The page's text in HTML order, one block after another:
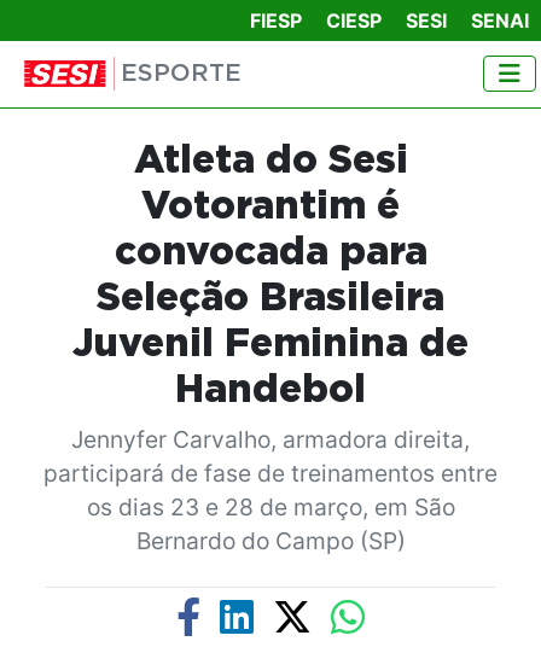
FIESP CIESP SESI SENAI
ESPORTE
Atleta do Sesi
Votorantim é
convocada para
Seleção Brasileira
Juvenil Feminina de
Handebol
Jennyfer Carvalho, armadora direita,
participará de fase de treinamentos entre
os dias 23 e 28 de março, em São
Bernardo do Campo (SP)